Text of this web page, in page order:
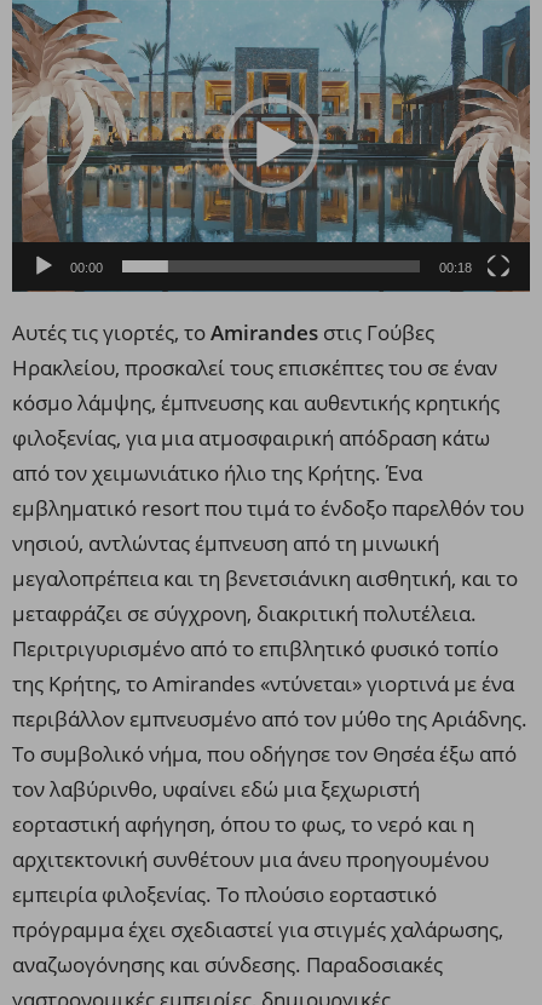
Πρόγραμμα
Αναπαραγωγής
Βίντεο
00:00 00:18
Αυτές τις γιορτές, τοAmirandes στις Γούβες
Ηρακλείου, προσκαλεί τους επισκέπτες του σε έναν
κόσμο λάμψης, έμπνευσης και αυθεντικής κρητικής
φιλοξενίας, για μια ατμοσφαιρική απόδραση κάτω
από τον χειμωνιάτικο ήλιο της Κρήτης. Ένα
εμβληματικό resort που τιμά το ένδοξο παρελθόν του
νησιού, αντλώντας έμπνευση από τη μινωική
μεγαλοπρέπεια και τη βενετσιάνικη αισθητική, και το
μεταφράζει σε σύγχρονη, διακριτική πολυτέλεια.
Περιτριγυρισμένο από το επιβλητικό φυσικό τοπίο
της Κρήτης, το Amirandes «ντύνεται» γιορτινά με ένα
περιβάλλον εμπνευσμένο από τον μύθο της Αριάδνης.
Το συμβολικό νήμα, που οδήγησε τον Θησέα έξω από
τον λαβύρινθο, υφαίνει εδώ μια ξεχωριστή
εορταστική αφήγηση, όπου το φως, το νερό και η
αρχιτεκτονική συνθέτουν μια άνευ προηγουμένου
εμπειρία φιλοξενίας. Το πλούσιο εορταστικό
πρόγραμμα έχει σχεδιαστεί για στιγμές χαλάρωσης,
αναζωογόνησης και σύνδεσης. Παραδοσιακές